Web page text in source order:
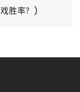
胜率？)